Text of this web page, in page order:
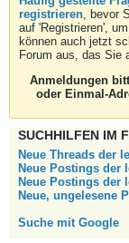
registrieren, bevor
auf 'Registrieren',
können auch jetzt
Forum aus, das Sie
Anmeldungen
oder Einmal-
SUCHHILFEN IM
Neue Threads der
Neue Postings der
Neue Postings der
Neue, ungelesene
Suche mit Google